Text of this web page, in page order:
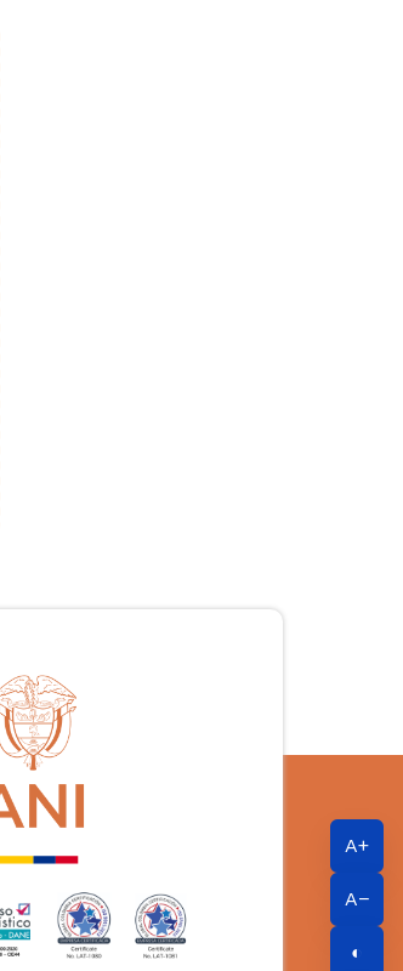
A+
A−
◐